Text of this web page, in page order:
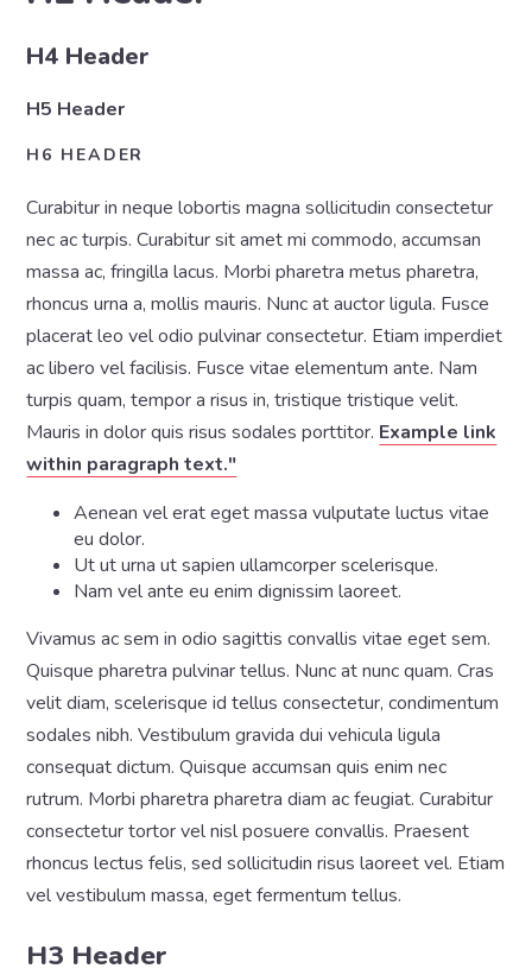
H4 Header
H5 Header
H6 HEADER
Curabitur in neque lobortis magna sollicitudin consectetur
nec ac turpis. Curabitur sit amet mi commodo, accumsan
massa ac, fringilla lacus. Morbi pharetra metus pharetra,
rhoncus urna a, mollis mauris. Nunc at auctor ligula. Fusce
placerat leo vel odio pulvinar consectetur. Etiam imperdiet
ac libero vel facilisis. Fusce vitae elementum ante. Nam
turpis quam, tempor a risus in, tristique tristique velit.
Mauris in dolor quis risus sodales porttitor. Example link
within paragraph text."
Aenean vel erat eget massa vulputate luctus vitae
eu dolor.
Ut ut urna ut sapien ullamcorper scelerisque.
Nam vel ante eu enim dignissim laoreet.
Vivamus ac sem in odio sagittis convallis vitae eget sem.
Quisque pharetra pulvinar tellus. Nunc at nunc quam. Cras
velit diam, scelerisque id tellus consectetur, condimentum
sodales nibh. Vestibulum gravida dui vehicula ligula
consequat dictum. Quisque accumsan quis enim nec
rutrum. Morbi pharetra pharetra diam ac feugiat. Curabitur
consectetur tortor vel nisl posuere convallis. Praesent
rhoncus lectus felis, sed sollicitudin risus laoreet vel. Etiam
vel vestibulum massa, eget fermentum tellus.
H3 Header